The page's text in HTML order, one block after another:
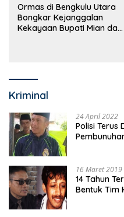
Ormas di Bengkulu Utara
Bongkar Kejanggalan
Kekayaan Bupati Mian dan
Kriminal
24 April 2022
Polisi Terus
16 Maret 2019
14 Tahun
Bentuk Tim